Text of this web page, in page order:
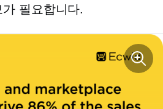
필요합니다.